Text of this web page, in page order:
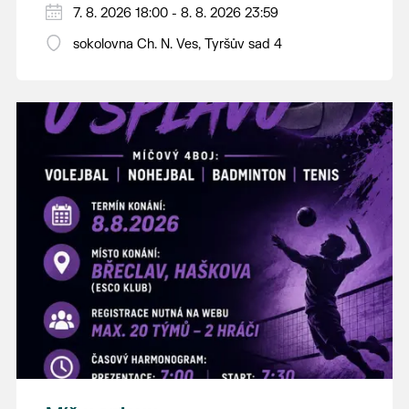
PÁTEK 7. srpna
18:00 - ruční stavění máje
14:00 - krojový průvod pro stárky od
hostince “U Buvola”
16:00 - odpolední zábava na sokolovně
21:00 - večerní zábava
K tanci a poslechu bude hrát DH
Lanžhotčané.
Těšíme se na Vás!
7. 8. 2026 18:00 - 8. 8. 2026 23:59
sokolovna Ch. N. Ves, Tyršův sad 4